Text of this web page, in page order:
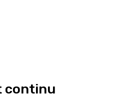
continu